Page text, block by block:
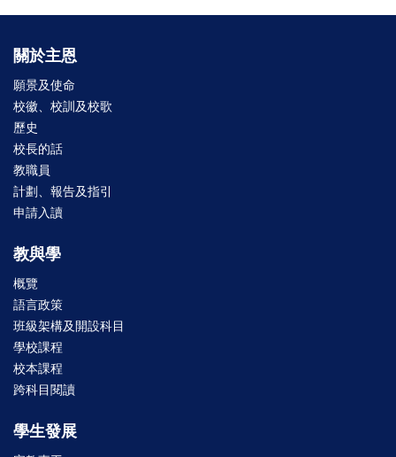
關於主恩
願景及使命
校徽、校訓及校歌
歷史
校長的話
教職員
計劃、報告及指引
申請入讀
教與學
概覽
語言政策
班級架構及開設科目
學校課程
校本課程
跨科目閱讀
學生發展